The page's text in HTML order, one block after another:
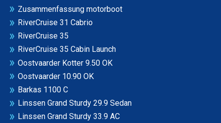
Zusammenfassung motorboot
RiverCruise 31 Cabrio
RiverCruise 35
RiverCruise 35 Cabin Launch
Oostvaarder Kotter 9.50 OK
Oostvaarder 10.90 OK
Barkas 1100 C
Linssen Grand Sturdy 29.9 Sedan
Linssen Grand Sturdy 33.9 AC